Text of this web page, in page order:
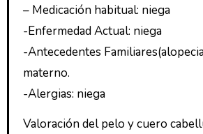
– Medicación habitual: niega
-Enfermedad Actual: niega
-Antecedentes
materno.
-Alergias: niega
Valoración del pelo y cuero